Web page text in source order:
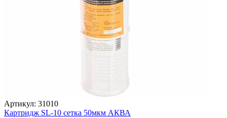
Артикул: 31010
Картридж SL-10 сетка 50мкм АКВА